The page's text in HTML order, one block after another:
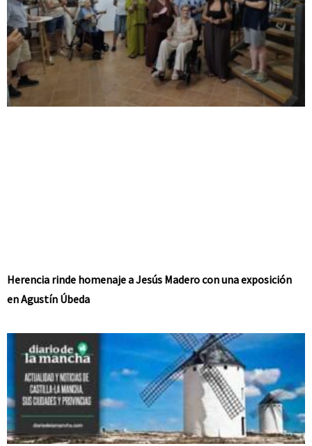
Herencia rinde homenaje a Jesús Madero con una exposición
en Agustín Úbeda